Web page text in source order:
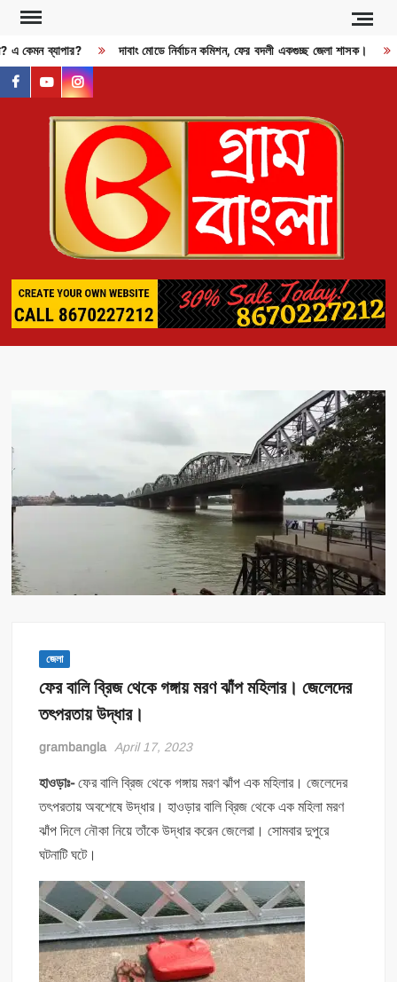
Skip
content
এ কেমন ব্যাপার? দাবাং মোডে নির্বাচন কমিশন, ফের বদলী একগুচ্ছ জেলা শাসক।
facebook
youtubeinstagram
জেলা
ফের বালি ব্রিজ থেকে গঙ্গায় মরণ ঝাঁপ মহিলার। জেলেদের
তৎপরতায় উদ্ধার।
grambangla April 17, 2023
হাওড়াঃ-ফের বালি ব্রিজ থেকে গঙ্গায় মরণ ঝাঁপ এক মহিলার। জেলেদের
তৎপরতায় অবশেষে উদ্ধার। হাওড়ার বালি ব্রিজ থেকে এক মহিলা মরণ
ঝাঁপ দিলে নৌকা নিয়ে তাঁকে উদ্ধার করেন জেলেরা। সোমবার দুপুরে
ঘটনাটি ঘটে।